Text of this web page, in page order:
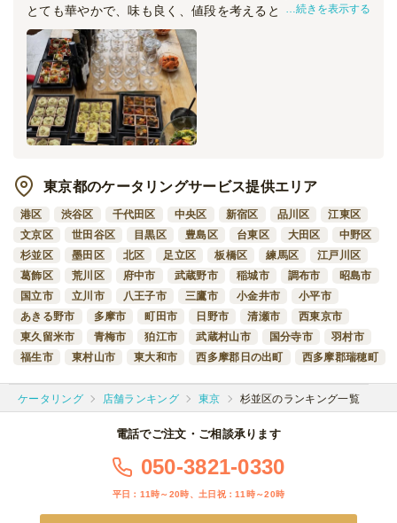
とても華やかで、味も良く、値段を考えるととてもコスパが
高いです。
また同様の機会があれば利用させていただきたいと思いま
す！
続きを表示する
東京都のケータリングサービス提供エリア
港区 渋谷区 千代田区 中央区 新宿区 品川区
江東区
文京区
世田谷区 目黒区 豊島区 台東区 大田区
中野区
杉並区
墨田区 北区 足立区 板橋区 練馬区
江戸川区
葛飾区
荒川区 府中市 武蔵野市 稲城市 調布市
昭島市
国立市
立川市 八王子市 三鷹市 小金井市
小平市
あきる野市
多摩市 町田市 日野市 清瀬市
西東京市
東久留米市
青梅市 狛江市 武蔵村山市 国分寺市
羽村市
福生市
東村山市 東大和市 西多摩郡日の出町 西多摩郡瑞穂町
ケータリング 店舗ランキング 東京 杉並区のランキング一覧
電話でご注文・ご相談承ります
050-3821-0330
平日：11時～20時、土日祝：11時～20時